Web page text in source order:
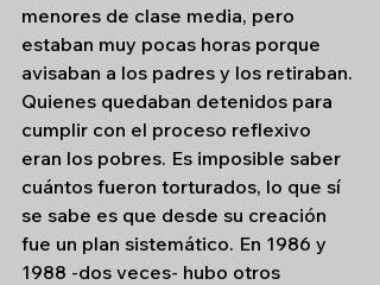
menores de clase media, pero
estaban muy pocas horas porque
avisaban a los padres y los retiraban.
Quienes quedaban detenidos para
cumplir con el proceso reflexivo
eran los pobres. Es imposible saber
cuántos fueron torturados, lo que sí
se sabe es que desde su creación
fue un plan sistemático. En 1986 y
1988 -dos veces- hubo otros